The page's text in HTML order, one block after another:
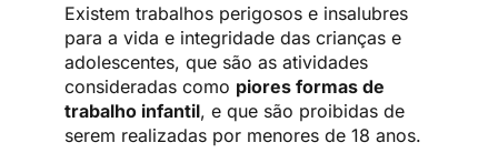
Existem trabalhos perigosos e insalubres
para a vida e integridade das crianças e
adolescentes, que são as atividades
consideradas como piores formas de
trabalho infantil, e que são proibidas de
serem realizadas por menores de 18 anos.